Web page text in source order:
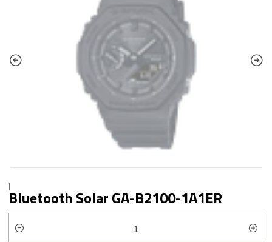
|
Bluetooth Solar GA-B2100-1A1ER
Quantité